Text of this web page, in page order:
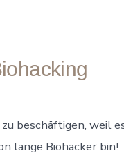
beschäftigen, weil
lange Biohacker bin!